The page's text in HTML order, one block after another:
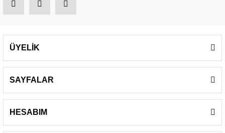
ÜYELİK
SAYFALAR
HESABIM